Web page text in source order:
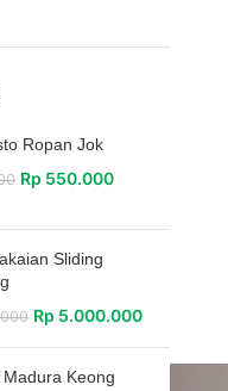
Ropan Jok
Rp 550.000
Sliding
Rp 5.000.000
Keong